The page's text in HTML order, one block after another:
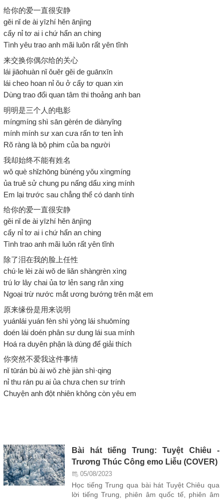
给你的爱一直很安静
gěi nǐ de ài yīzhí hěn ānjìng
cẩy nỉ tơ ai i chứ hẩn an ching
Tình yêu trao anh mãi luôn rất yên tĩnh
来交换你偶尔给的关心
lái jiāohuàn nǐ ǒuěr gěi de guānxīn
lái cheo hoan nỉ ǒu ở cẩy tơ quan xin
Dùng trao đổi quan tâm thi thoảng anh ban
明明是三个人的电影
míngmíng shì sān gèrén de diànyǐng
mính mính sư xan cưa rấn tơ ten ỉnh
Rõ ràng là bộ phim của ba người
我却始终不能有姓名
wǒ què shǐzhōng bùnéng yǒu xìngmíng
ủa truê sử chung pu nấng dẩu xing mính
Em lại trước sau chẳng thể có danh tính
给你的爱一直很安静
gěi nǐ de ài yīzhí hěn ānjìng
cẩy nỉ tơ ai i chứ hẩn an ching
Tình trao anh mãi luôn rất yên tĩnh
除了泪在我的脸上任性
chú·le lèi zài wǒ de liǎn shàngrèn xìng
trú lơ lây chai ủa tơ lẻn sang rân xing
Ngoại trừ nước mắt ương bướng trên mặt em
原来缘份是用来说明
yuánlái yuán fèn shì yòng lái shuōmíng
doén lái doén phân sư dung lái sua mính
Hoá ra duyên phận là dùng để giải thích
你突然不爱我这件事情
nǐ tūrán bù ài wǒ zhè jiàn shì·qing
nỉ thu rán pu ai ủa chưa chen sư trính
Chuyện anh đột nhiên không còn yêu em
Bài hát tiếng Trung: Tuyệt Chiêu -
Trương Thúc Công emo Liễu (COVER)
05/08/2023
Học tiếng Trung qua bài hát Tuyệt Chiêu qua
lời tiếng Trung, phiên âm quốc tế, phiên âm